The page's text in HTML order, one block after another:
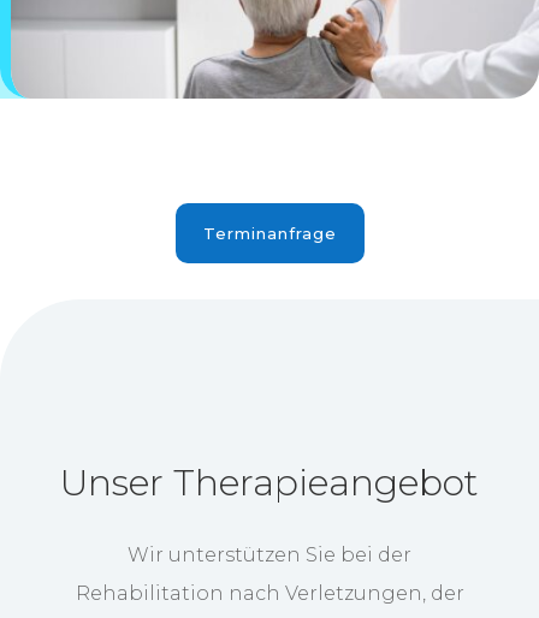
Terminanfrage
Unser Therapieangebot
Wir unterstützen Sie bei der
Rehabilitation nach Verletzungen, der